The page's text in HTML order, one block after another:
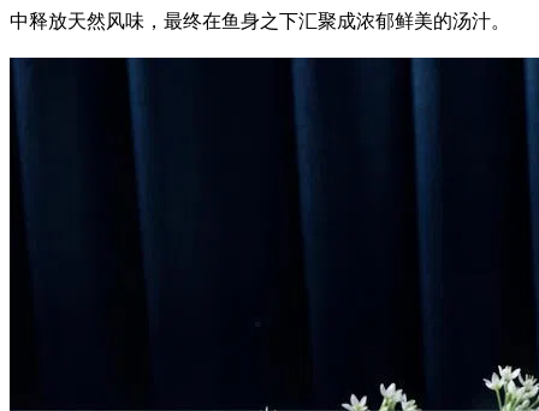
中释放天然风味，最终在鱼身之下汇聚成浓郁鲜美的汤汁。